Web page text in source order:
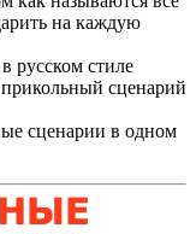
на каждую
русском стиле
сценарий
сценарии в одном